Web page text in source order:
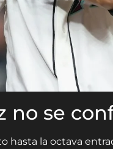
no se
hasta la octava